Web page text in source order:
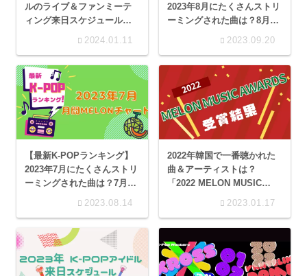
ルのライブ＆ファンミーテ
ィング来日スケジュール一
2024.01.11
2023年8月にたくさんストリ
ーミングされた曲は？8月の
2023.09.20
【最新K-POPランキング】
2023年7月にたくさんストリ
ーミングされた曲は？7月の
月間Melonチャート
2023.08.14
2022年韓国で一番聴かれた
曲＆アーティストは？
「2022 MELON MUSIC
AWARDS」受賞アーティス
2023.01.17